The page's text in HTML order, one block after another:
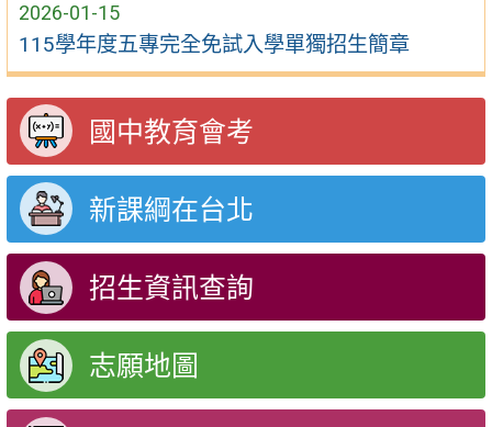
2026-01-15
115學年度五專完全免試入學單獨招生簡章
國中教育會考
新課綱在台北
招生資訊查詢
志願地圖